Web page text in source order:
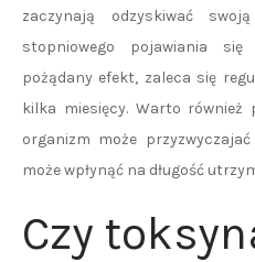
zaczynają odzyskiwać
stopniowego pojawiania
pożądany efekt, zaleca się
kilka miesięcy. Warto również
organizm może
może wpłynąć na długość
Czy